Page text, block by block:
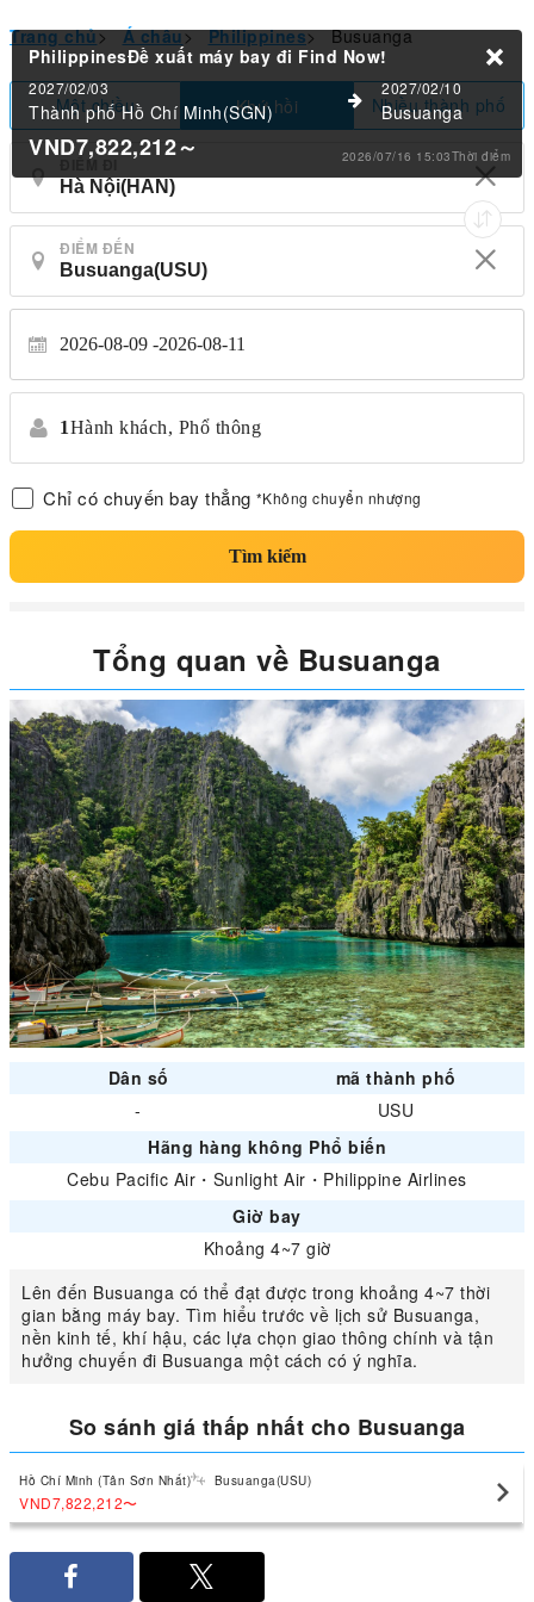
Trang chủ> Á châu> Philippines> Busuanga
Một chiều Khứ hồi Nhiều thành phố
ĐIỂM ĐI
ĐIỂM ĐẾN
2026-08-09 2026-08-11
1Hành khách, Phổ thông
Chỉ có chuyến bay thẳng *Không chuyển nhượng
Tìm kiếm
PhilippinesĐề xuất máy bay đi Find Now!
2027/02/03
Thành phố Hồ Chí Minh(SGN)
2027/02/10
Busuanga
VND7,822,212～ 2026/07/16 15:03Thời điểm
Tổng quan về Busuanga
Dân số
mã thành phố
-
USU
Hãng hàng không Phổ biến
Cebu Pacific Air ・ Sunlight Air ・ Philippine Airlines
Giờ bay
Khoảng 4~7 giờ
Lên đến Busuanga có thể đạt được trong khoảng 4~7 thời
gian bằng máy bay. Tìm hiểu trước về lịch sử Busuanga,
nền kinh tế, khí hậu, các lựa chọn giao thông chính và tận
hưởng chuyến đi Busuanga một cách có ý nghĩa.
So sánh giá thấp nhất cho Busuanga
Hồ Chí Minh (Tân Sơn Nhất) Busuanga(USU)
VND7,822,212〜